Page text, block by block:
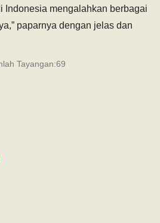
Indonesia mengalahkan berbagai
paparnya dengan jelas dan
Tayangan:69